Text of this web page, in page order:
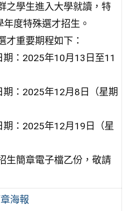
之學生進入大學就讀，特
度特殊選才招生。
才重要期程如下：
期：2025年10月13日至11
期：2025年12月8日（星期
期：2025年12月19日（星
生簡章電子檔乙份，敬請
海報